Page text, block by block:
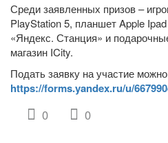
Среди заявленных призов –
PlayStation 5, планшет Apple
«Яндекс. Станция» и
магазин ICity.
Подать заявку на участие
https://forms.yandex.ru/u/
0 0